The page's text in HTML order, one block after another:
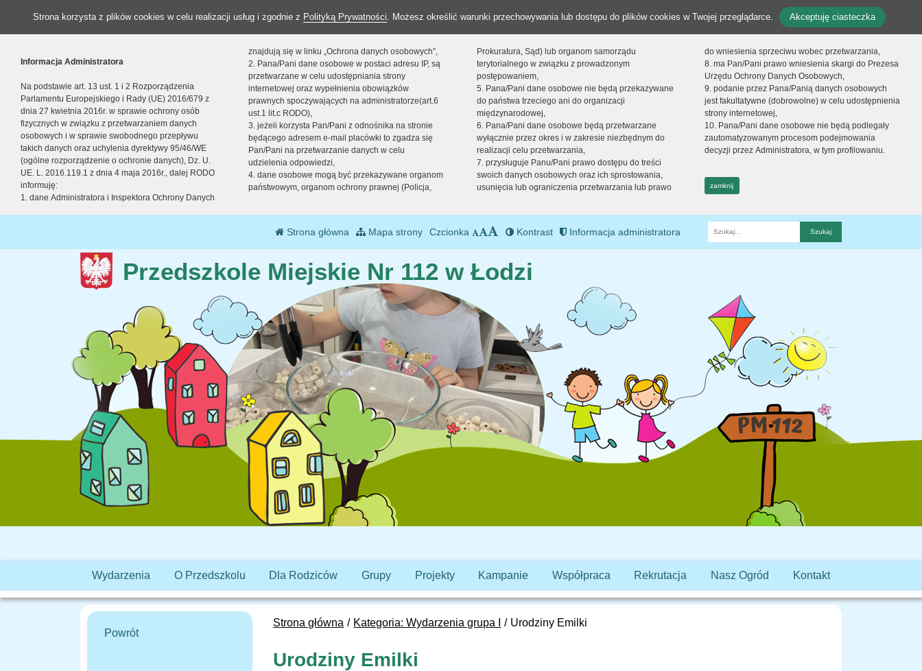
Strona korzysta z plików cookies w celu realizacji usług i zgodnie z Polityką Prywatności. Możesz określić warunki przechowywania lub dostępu do plików cookies w Twojej przeglądarce. Akceptuję ciasteczka
Informacja Administratora
Na podstawie art. 13 ust. 1 i 2 Rozporządzenia
Parlamentu Europejskiego i Rady (UE) 2016/679 z
dnia 27 kwietnia 2016r. w sprawie ochrony osób
fizycznych w związku z przetwarzaniem danych
osobowych i w sprawie swobodnego przepływu
takich danych oraz uchylenia dyrektywy 95/46/WE
(ogólne rozporządzenie o ochronie danych), Dz. U.
UE. L. 2016.119.1 z dnia 4 maja 2016r., dalej RODO
informuję:
1. dane Administratora i Inspektora Ochrony Danych
znajdują się w linku „Ochrona danych osobowych”,
2. Pana/Pani dane osobowe w postaci adresu IP, są
przetwarzane w celu udostępniania strony
internetowej oraz wypełnienia obowiązków
prawnych spoczywających na administratorze(art.6
ust.1 lit.c RODO),
3. jeżeli korzysta Pan/Pani z odnośnika na stronie
będącego adresem e-mail placówki to zgadza się
Pan/Pani na przetwarzanie danych w celu
udzielenia odpowiedzi,
4. dane osobowe mogą być przekazywane organom
państwowym, organom ochrony prawnej (Policja,
Prokuratura, Sąd) lub organom samorządu
terytorialnego w związku z prowadzonym
postępowaniem,
5. Pana/Pani dane osobowe nie będą przekazywane
do państwa trzeciego ani do organizacji
międzynarodowej,
6. Pana/Pani dane osobowe będą przetwarzane
wyłącznie przez okres i w zakresie niezbędnym do
realizacji celu przetwarzania,
7. przysługuje Panu/Pani prawo dostępu do treści
swoich danych osobowych oraz ich sprostowania,
usunięcia lub ograniczenia przetwarzania lub prawo
do wniesienia sprzeciwu wobec przetwarzania,
8. ma Pan/Pani prawo wniesienia skargi do Prezesa
Urzędu Ochrony Danych Osobowych,
9. podanie przez Pana/Panią danych osobowych
jest fakultatywne (dobrowolne) w celu udostępnienia
strony internetowej,
10. Pana/Pani dane osobowe nie będą podlegały
zautomatyzowanym procesom podejmowania
decyzji przez Administratora, w tym profilowaniu.
zamknij
Strona główna Mapa strony Czcionka Kontrast Informacja administratora
Fraza
Przedszkole Miejskie Nr 112 w Łodzi
Wydarzenia O Przedszkolu Dla Rodziców Grupy Projekty Kampanie Współpraca Rekrutacja Nasz Ogród Kontakt
Strona główna Kategoria: Wydarzenia grupa I Urodziny Emilki
Urodziny Emilki
Powrót